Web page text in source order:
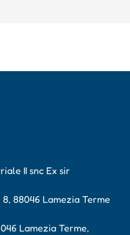
II snc Ex sir
88046 Lamezia Terme
Lamezia Terme,